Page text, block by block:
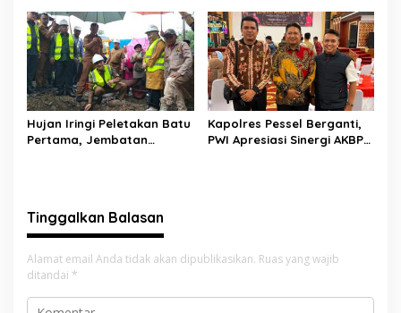
Jemput Anggaran
Tebang Hutan
Sembarangan
Hujan Iringi Peletakan Batu
Pertama, Jembatan
Kapolres Pessel Berganti,
PWI Apresiasi Sinergi AKBP
Tinggalkan Balasan
Alamat email Anda tidak akan dipublikasikan. Ruas yang wajib
ditandai *